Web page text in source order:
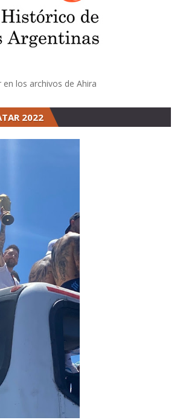
los archivos de Ahira
2022